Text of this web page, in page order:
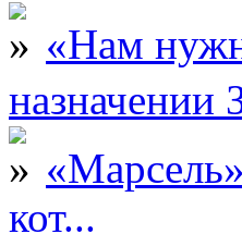
«Нам
назначении
кот...